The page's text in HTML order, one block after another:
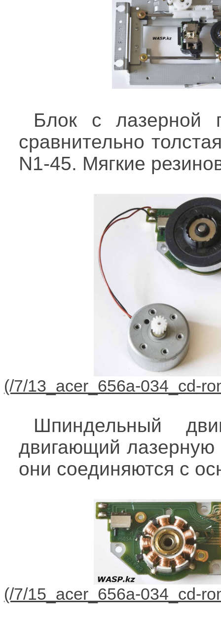
Блок с лазерной
сравнительно
N1-45. Мягкие
Шпиндельный
двигающий
они соединяются с